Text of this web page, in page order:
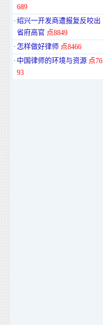
689
· 绍兴一开发商遭报复反咬出
省府高官 点8849
· 怎样做好律师 点8466
· 中国律师的环境与资源 点76
93